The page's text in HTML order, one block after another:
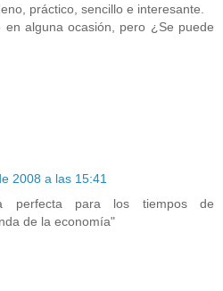
práctico, sencillo e interesante.
alguna ocasión, pero ¿Se puede
2008 a las 15:41
perfecta para los tiempos de
de la economía"